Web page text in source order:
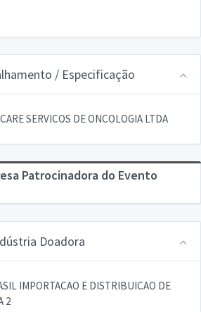
/ Especificação
SERVICOS DE ONCOLOGIA LTDA
Patrocinadora do Evento
Doadora
IMPORTACAO E DISTRIBUICAO DE
2